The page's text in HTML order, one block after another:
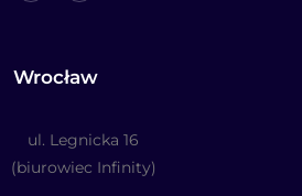
Wrocław
ul. Legnicka 16
(biurowiec Infinity)